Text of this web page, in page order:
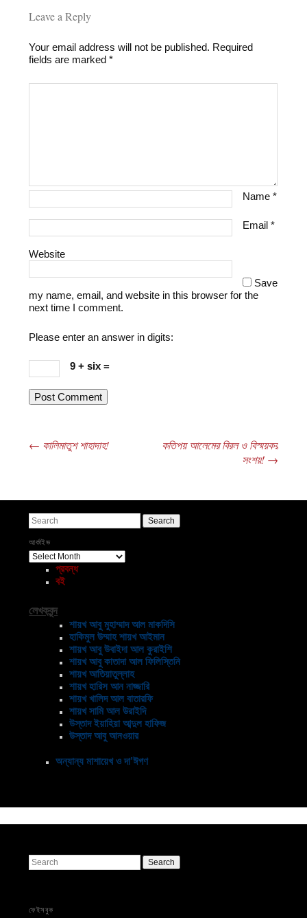
Leave a Reply
Your email address will not be published. Required
fields are marked*
Name*
Email*
Website
Save
my name, email, and website in this browser for the
next time I comment.
Please enter an answer in digits:
9 + six =
Post navigation
← কালিমাতুশ শাহাদাহ!
কতিপয় আলেমের বিরল ও বিস্ময়কর
সংশয়! →
Search
আর্কাইভ
আর্কাইভ
প্রবন্ধ
বই
লেখকবৃন্দ
শায়খ আবু মুহাম্মাদ আল মাকদিসি
হাকিমুল উম্মাহ শায়খ আইমান
শায়খ আবু উবাইদা আল কুরাইশি
শায়খ আবু কাতাদা আল ফিলিস্তিনি
শায়খ আতিয়াতুল্লাহ
শায়খ হারিস আন নাজ্জারি
শায়খ খালিদ আল বাতারফি
শায়খ সামি আল উরাইদি
উস্তাদ ইয়াহিয়া আব্দুল হাফিজ
উস্তাদ আবু আনওয়ার
অন্যান্য মাশায়েখ ও দা’ঈগণ
Search
ফেইসবুক